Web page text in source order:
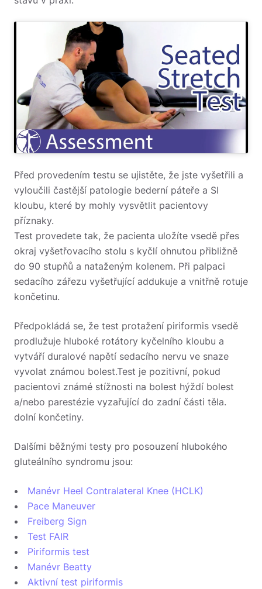
Před provedením testu se ujistěte, že jste vyšetřili a
vyloučili častější patologie bederní páteře a SI
kloubu, které by mohly vysvětlit pacientovy
příznaky.
Test provedete tak, že pacienta uložíte vsedě přes
okraj vyšetřovacího stolu s kyčlí ohnutou přibližně
do 90 stupňů a nataženým kolenem. Při palpaci
sedacího zářezu vyšetřující addukuje a vnitřně rotuje
končetinu.
Předpokládá se, že test protažení piriformis vsedě
prodlužuje hluboké rotátory kyčelního kloubu a
vytváří duralové napětí sedacího nervu ve snaze
vyvolat známou bolest.Test je pozitivní, pokud
pacientovi známé stížnosti na bolest hýždí bolest
a/nebo parestézie vyzařující do zadní části těla.
dolní končetiny.
Dalšími běžnými testy pro posouzení hlubokého
gluteálního syndromu jsou:
Manévr Heel Contralateral Knee (HCLK)
Pace Maneuver
Freiberg Sign
Test FAIR
Piriformis test
Manévr Beatty
Aktivní test piriformis